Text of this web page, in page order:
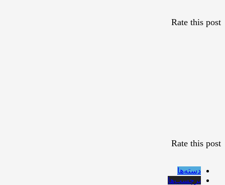
Rate this post
Rate this post
دسته‌ها
برچسب‌ها